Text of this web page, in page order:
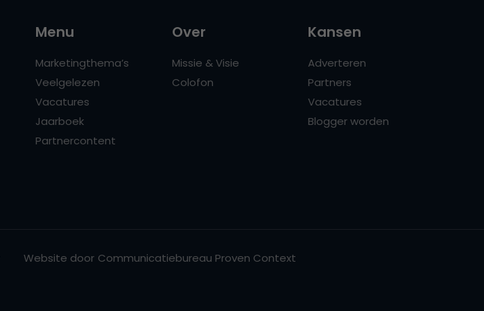
Menu
Marketingthema’s
Veelgelezen
Vacatures
Jaarboek
Partnercontent
Over
Missie & Visie
Colofon
Kansen
Adverteren
Partners
Vacatures
Blogger worden
Website door Communicatiebureau Proven Context